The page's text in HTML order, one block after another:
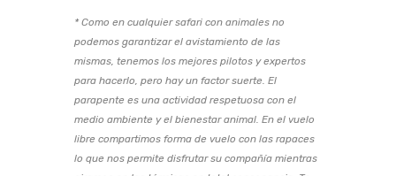
* Como en cualquier safari con animales no
podemos garantizar el avistamiento de las
mismas, tenemos los mejores pilotos y expertos
para hacerlo, pero hay un factor suerte. El
parapente es una actividad respetuosa con el
medio ambiente y el bienestar animal. En el vuelo
libre compartimos forma de vuelo con las rapaces
lo que nos permite disfrutar su compañía mientras